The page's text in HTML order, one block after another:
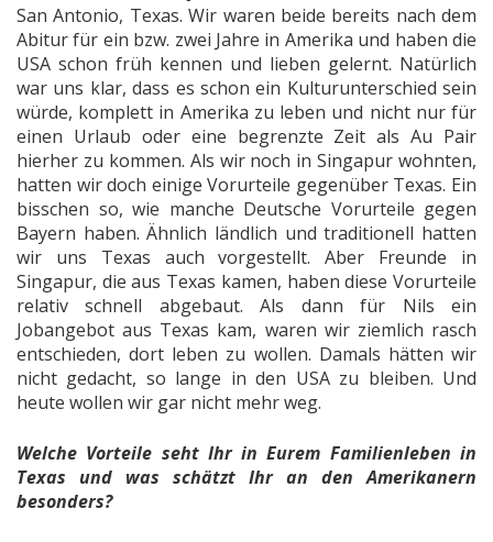
San Antonio, Texas. Wir waren beide bereits nach dem
Abitur für ein bzw. zwei Jahre in Amerika und haben die
USA schon früh kennen und lieben gelernt. Natürlich
war uns klar, dass es schon ein Kulturunterschied sein
würde, komplett in Amerika zu leben und nicht nur für
einen Urlaub oder eine begrenzte Zeit als Au Pair
hierher zu kommen. Als wir noch in Singapur wohnten,
hatten wir doch einige Vorurteile gegenüber Texas. Ein
bisschen so, wie manche Deutsche Vorurteile gegen
Bayern haben. Ähnlich ländlich und traditionell hatten
wir uns Texas auch vorgestellt. Aber Freunde in
Singapur, die aus Texas kamen, haben diese Vorurteile
relativ schnell abgebaut. Als dann für Nils ein
Jobangebot aus Texas kam, waren wir ziemlich rasch
entschieden, dort leben zu wollen. Damals hätten wir
nicht gedacht, so lange in den USA zu bleiben. Und
heute wollen wir gar nicht mehr weg.
Welche Vorteile seht Ihr in Eurem Familienleben in
Texas und was schätzt Ihr an den Amerikanern
besonders?